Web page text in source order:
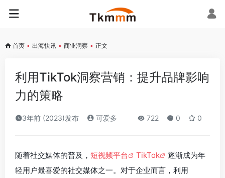
首页 • 出海快讯 • 商业洞察 • 正文
利用TikTok洞察营销：提升品牌影响
力的策略
3年前 (2023)发布 可爱多 722 0 0
随着社交媒体的普及， 短视频平台 TikTok
逐渐成为年
轻用户最喜爱的社交媒体之一。对于企业而言，利用